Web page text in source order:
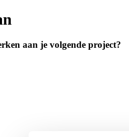
aan je volgende project?